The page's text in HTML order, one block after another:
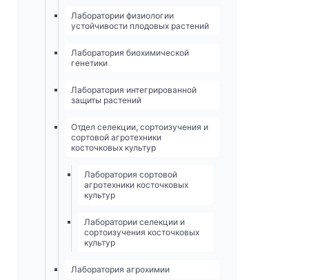
Лаборатории физиологии
устойчивости плодовых растений
Лаборатория биохимической
генетики
Лаборатория интегрированной
защиты растений
Отдел селекции, сортоизучения и
сортовой агротехники
косточковых культур
Лаборатория сортовой
агротехники косточковых
культур
Лаборатории селекции и
сортоизучения косточковых
культур
Лаборатория агрохимии